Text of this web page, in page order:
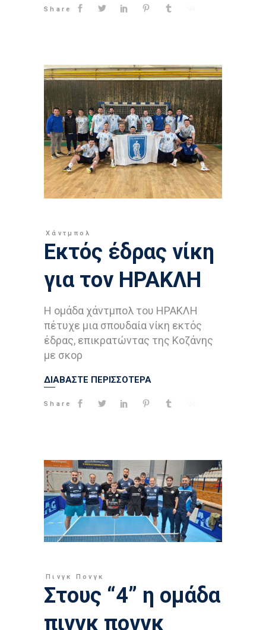
Share
Χάντμπολ
Εκτός έδρας νίκη
για τον ΗΡΑΚΛΗ
Η ομάδα χάντμπολ του ΗΡΑΚΛΗ
πέτυχε μια σπουδαία νίκη εκτός
έδρας, επικρατώντας της Κοζάνης
με σκορ
ΔΙΑΒΑΣΤΕ ΠΕΡΙΣΣΟΤΕΡΑ
Share
Πινγκ Πονγκ
Στους “4” η ομάδα
πινγκ πονγκ